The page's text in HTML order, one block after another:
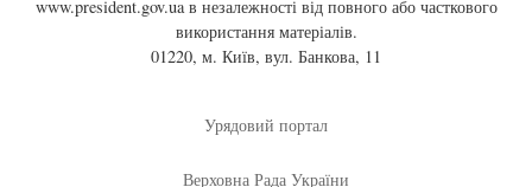
www.president.gov.uaв незалежності від повного або часткового
використання матеріалів.
01220, м. Київ, вул. Банкова, 11
Урядовий портал
Верховна Рада України